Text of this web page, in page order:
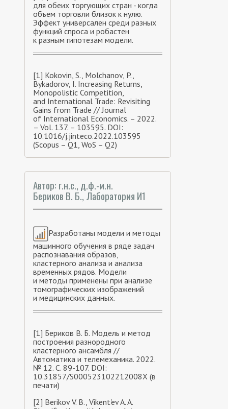
для обеих торгующих стран - когда
объем торговли близок к нулю.
Эффект универсален среди разных
функций спроса и робастен
к разным гипотезам модели.
[1] Kokovin, S., Molchanov, P.,
Bykadorov, I. Increasing Returns,
Monopolistic Competition,
and International Trade: Revisiting
Gains from Trade // Journal
of International Economics. – 2022.
– Vol. 137. – 103595. DOI:
10.1016/j.jinteco.2022.103595
(Scopus – Q1, WoS – Q2)
Автор: г.н.с., д.ф.-м.н.
Бериков В. Б., Лаборатория И1
Разработаны модели и методы
машинного обучения в ряде задач
распознавания образов,
кластерного анализа и анализа
временных рядов. Модели
и методы применены при анализе
томографических изображений
и медицинских данных.
[1] Бериков В. Б. Модель и метод
построения разнородного
кластерного ансамбля //
Автоматика и телемеханика. 2022.
№ 12. С. 89-107. DOI:
10.31857/S000523102212008X (в
печати)
[2] Berikov V. B., Vikent'ev A. A.